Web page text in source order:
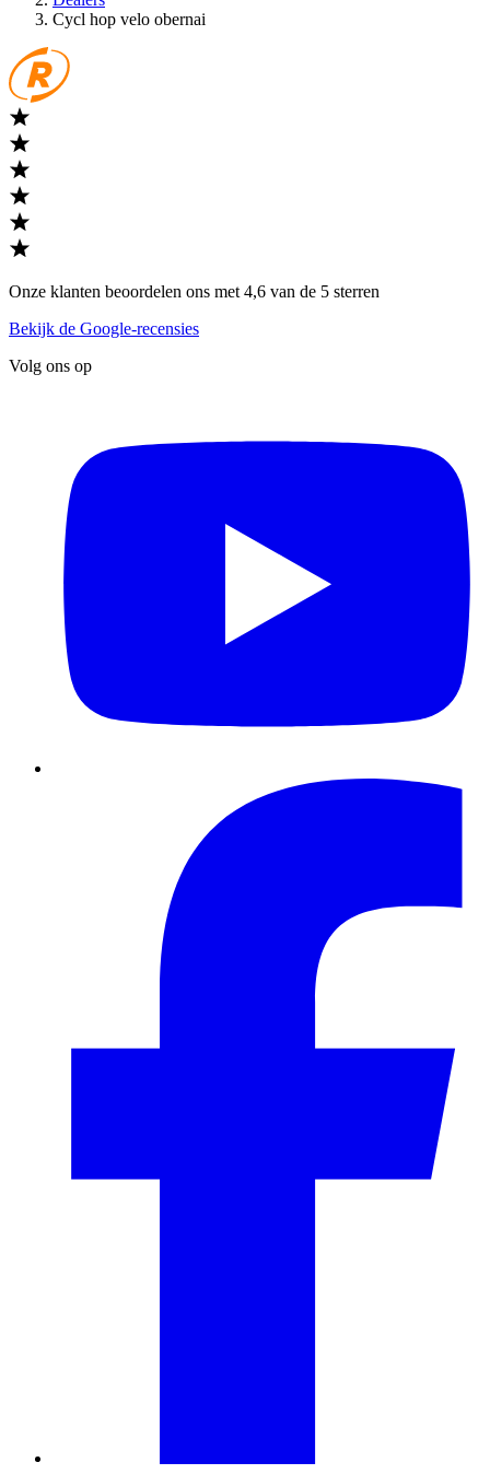
Cycl hop velo obernai
Onze klanten beoordelen ons met 4,6 van de 5 sterren
Bekijk de Google-recensies
Volg ons op